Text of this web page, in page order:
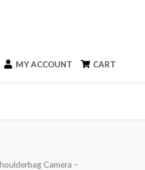
MY ACCOUNT CART
Camera –